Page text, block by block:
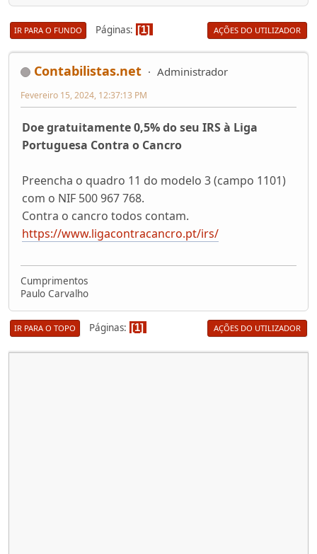
IR PARA O FUNDO Páginas 1 AÇÕES DO UTILIZADOR
Contabilistas.net Administrador
Fevereiro 15, 2024, 12:37:13 PM
Doe gratuitamente 0,5% do seu IRS à Liga
Portuguesa Contra o Cancro
Preencha o quadro 11 do modelo 3 (campo 1101)
com o NIF 500 967 768.
Contra o cancro todos contam.
https://www.ligacontracancro.pt/irs/
Cumprimentos
Paulo Carvalho
IR PARA O TOPO Páginas 1 AÇÕES DO UTILIZADOR